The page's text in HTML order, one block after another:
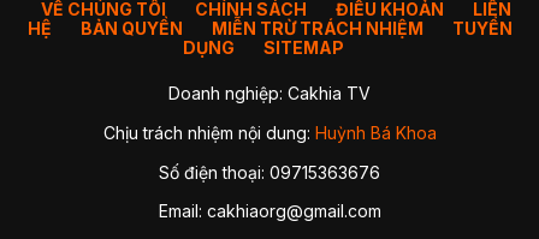
VỀ CHÚNG TÔI CHÍNH SÁCH ĐIỀU KHOẢN
LIÊN
HỆ
BẢN QUYỀN MIỄN TRỪ TRÁCH NHIỆM
TUYỂN
DỤNG
SITEMAP
Doanh nghiệp: Cakhia TV
Chịu trách nhiệm nội dung: Huỳnh Bá Khoa
Số điện thoại: 09715363676
Email: cakhiaorg@gmail.com